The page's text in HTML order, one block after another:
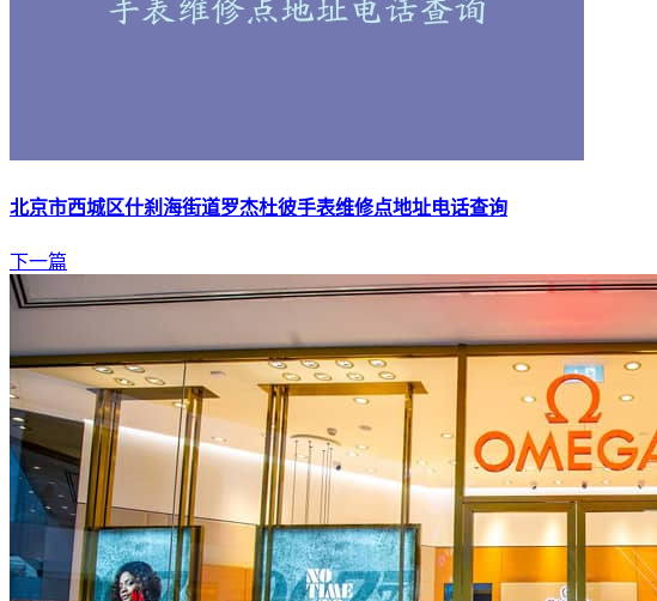
北京市西城区什刹海街道罗杰杜彼手表维修点地址电话查询
下一篇